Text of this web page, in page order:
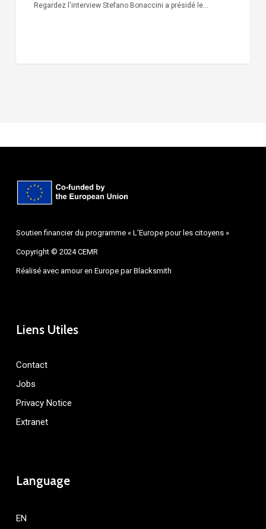
Regardez l'interview Stefano Bonaccini a présidé le…
Soutien financier du programme « L'Europe pour les citoyens »
Copyright © 2024 CEMR
Réalisé avec amour en Europe parBlacksmith
Liens Utiles
Contact
Jobs
Privacy Notice
Extranet
Language
EN